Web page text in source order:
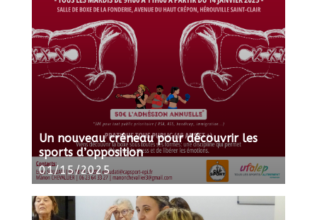
Un nouveau créneau pour découvrir les
sports d’opposition
01/15/2025